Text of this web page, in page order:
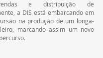
e distribuição de
a DIS está embarcando em
na produção de um longa-
marcando assim um novo